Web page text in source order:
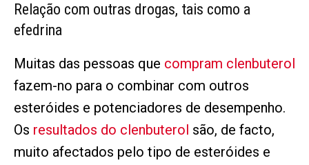
Relação com outras drogas, tais como a
efedrina
Muitas das pessoas que compram clenbuterol
fazem-no para o combinar com outros
esteróides e potenciadores de desempenho.
Os resultados do clenbuterol são, de facto,
muito afectados pelo tipo de esteróides e